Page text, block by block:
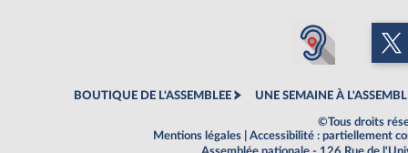
BOUTIQUE DE L'ASSEMBLEE UNE SEMAINE À
©Tous droits
Mentions légales
Accessibilité : partiellement
Assemblée nationale - 126 Rue de